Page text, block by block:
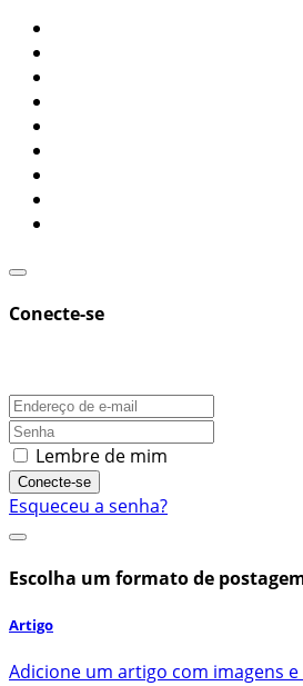
Conecte-se
Lembre de mim
Conecte-se
Esqueceu a senha?
Escolha um formato de
Artigo
Adicione um artigo com imagens